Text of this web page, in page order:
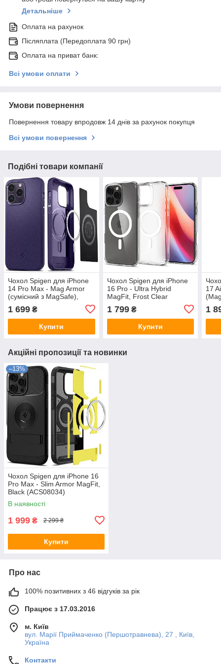
Детальніше
Оплата на рахунок
Післяплата (Передоплата 90 грн)
Оплата на приват банк:
Всі умови оплати
Умови повернення
Повернення товару впродовж 14 днів за рахунок покупця
Всі умови повернення
Подібні товари компанії
Чохол Spigen для iPhone
14 Pro Max - Mag Armor
(сумісний з MagSafe),
Deep Purple (ACS05584)
1 699 ₴
Купити
Чохол Spigen для iPhone
16 Pro - Ultra Hybrid
MagFit, Frost Clear
1 799₴
Купити
17
1
Акційні пропозиції та новинки
–13%
Чохол Spigen для iPhone 16
Pro Max - Slim Armor MagFit,
Black (ACS08034)
В наявності
1 999 ₴ 2 299 ₴
Купити
Про нас
100% позитивних з 46 відгуків за рік
Працює з 17.03.2016
м. Київ
вул. Марії Приймаченко (Першотравнева), 27 , Київ,
Україна
Контакти